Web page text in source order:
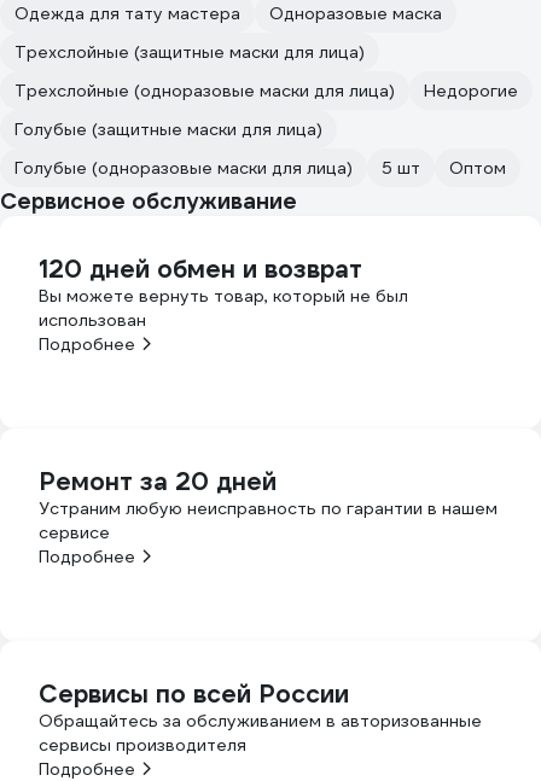
Одежда для тату мастера
Одноразовые маска
Трехслойные (защитные маски для лица)
Трехслойные (одноразовые маски для лица)
Недорогие
Голубые (защитные маски для лица)
Голубые (одноразовые маски для лица)
5 шт Оптом
Сервисное обслуживание
120 дней обмен и возврат
Вы можете вернуть товар, который не был
использован
Подробнее
Ремонт за 20 дней
Устраним любую неисправность по гарантии в нашем
сервисе
Подробнее
Сервисы по всей России
Обращайтесь за обслуживанием в авторизованные
сервисы производителя
Подробнее